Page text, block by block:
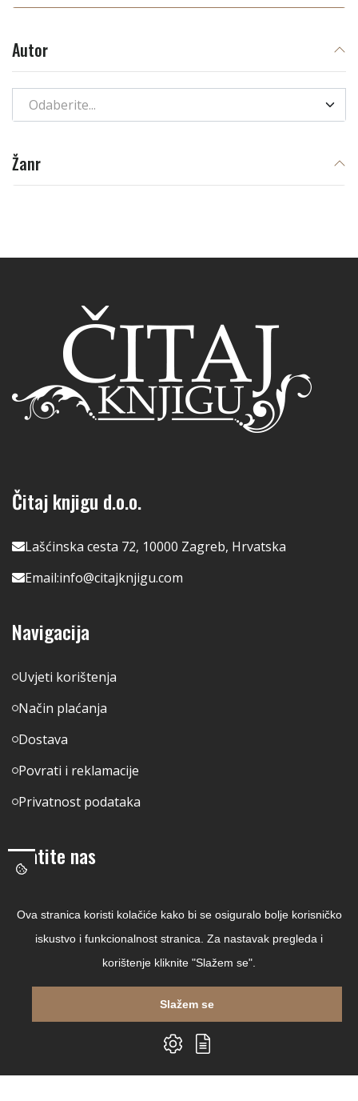
Autor
Odaberite...
Žanr
Čitaj knjigu d.o.o.
Lašćinska cesta 72, 10000 Zagreb, Hrvatska
Email:info@citajknjigu.com
Navigacija
Uvjeti korištenja
Način plaćanja
Dostava
Povrati i reklamacije
Privatnost podataka
Pratite nas
Linkedin
Ova stranica koristi kolačiće kako bi se osiguralo bolje korisničko
iskustvo i funkcionalnost stranica. Za nastavak pregleda i
korištenje kliknite "Slažem se".
Slažem se